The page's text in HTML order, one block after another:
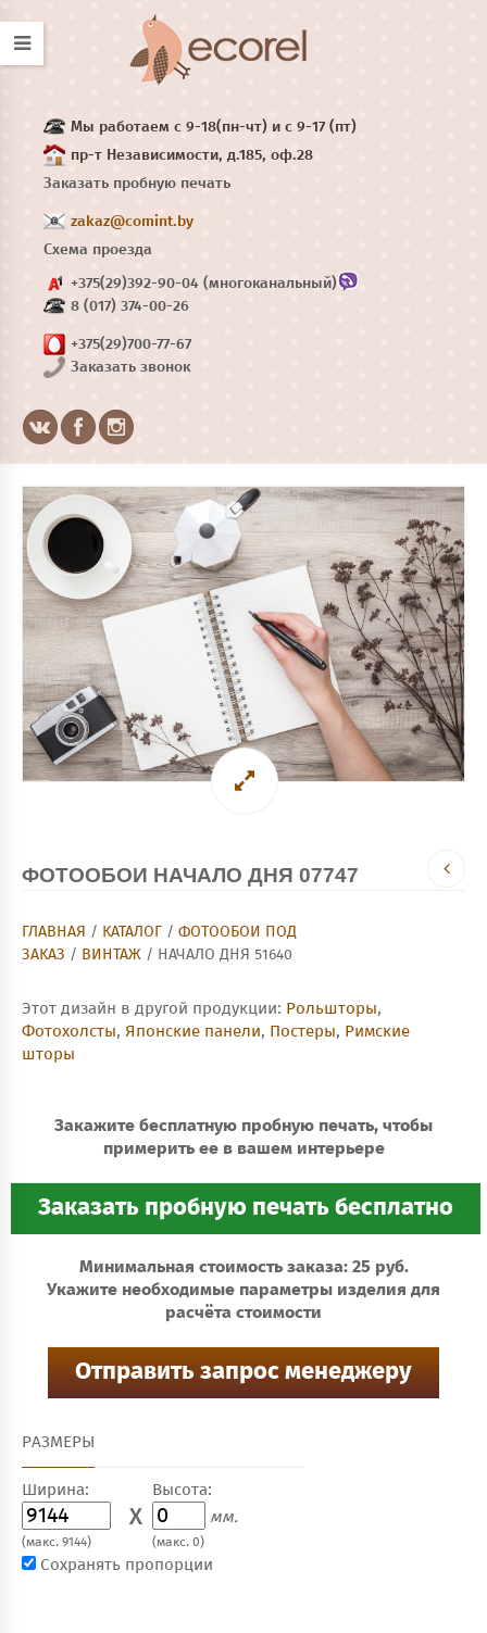
Мы работаем с 9-18(пн-чт) и с 9-17 (пт)
пр-т Независимости, д.185, оф.28
Заказать пробную печать
zakaz@comint.by
Схема проезда
+375(29)392-90-04 (многоканальный)
8 (017) 374-00-26
+375(29)700-77-67
Заказать звонок
ФОТООБОИ НАЧАЛО ДНЯ 07747
ГЛАВНАЯ / КАТАЛОГ / ФОТООБОИ ПОД
ЗАКАЗ / ВИНТАЖ / НАЧАЛО ДНЯ 51640
Этот дизайн в другой продукции: Рольшторы,
Фотохолсты, Японские панели, Постеры, Римские
шторы
Закажите бесплатную пробную печать, чтобы
примерить ее в вашем интерьере
Минимальная стоимость заказа: 25 руб.
Укажите необходимые параметры изделия для
расчёта стоимости
РАЗМЕРЫ
Ширина:
X
(макс. 9144)
Высота:
мм.
(макс. 0)
Сохранять пропорции